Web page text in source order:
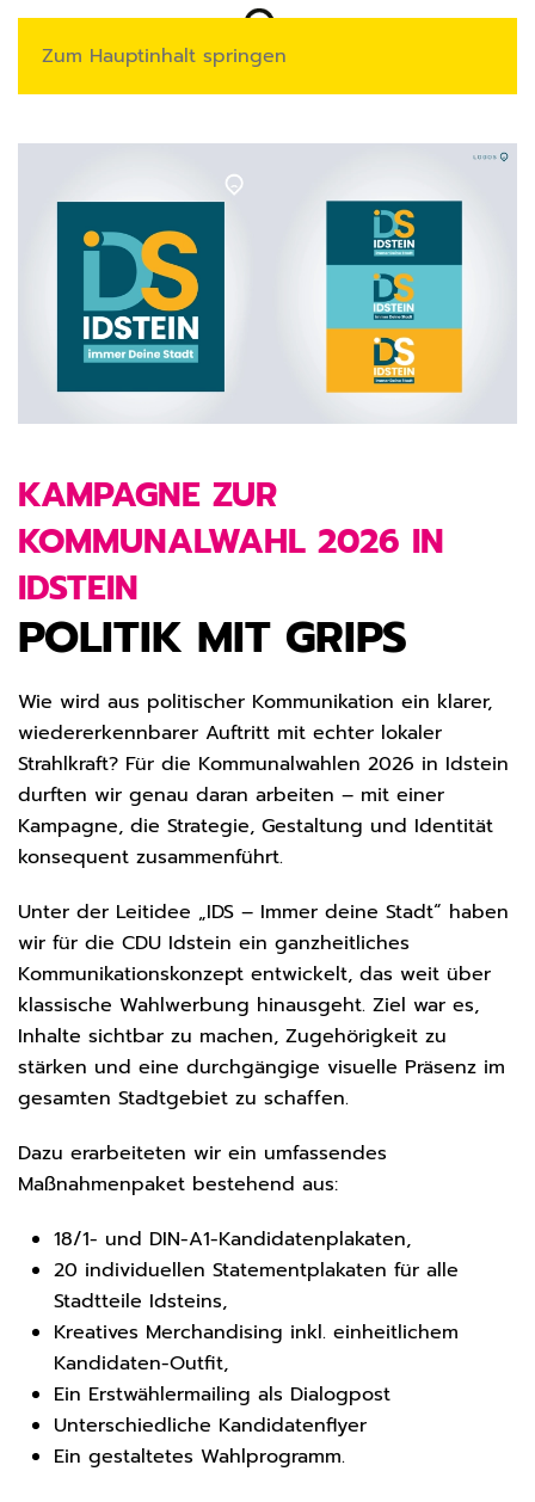
Zum Hauptinhalt springen
KAMPAGNE ZUR
KOMMUNALWAHL 2026 IN
IDSTEIN
POLITIK MIT GRIPS
Wie wird aus politischer Kommunikation ein klarer,
wiedererkennbarer Auftritt mit echter lokaler
Strahlkraft? Für die Kommunalwahlen 2026 in Idstein
durften wir genau daran arbeiten – mit einer
Kampagne, die Strategie, Gestaltung und Identität
konsequent zusammenführt.
Unter der Leitidee „IDS – Immer deine Stadt“ haben
wir für die CDU Idstein ein ganzheitliches
Kommunikationskonzept entwickelt, das weit über
klassische Wahlwerbung hinausgeht. Ziel war es,
Inhalte sichtbar zu machen, Zugehörigkeit zu
stärken und eine durchgängige visuelle Präsenz im
gesamten Stadtgebiet zu schaffen.
Dazu erarbeiteten wir ein umfassendes
Maßnahmenpaket bestehend aus:
18/1- und DIN-A1-Kandidatenplakaten,
20 individuellen Statementplakaten für alle
Stadtteile Idsteins,
Kreatives Merchandising inkl. einheitlichem
Kandidaten-Outfit,
Ein Erstwählermailing als Dialogpost
Unterschiedliche Kandidatenflyer
Ein gestaltetes Wahlprogramm.